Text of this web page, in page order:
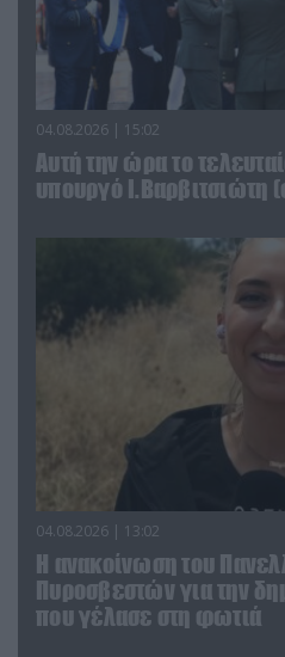
04.08.2026 | 15:02
Αυτή την ώρα το
υπουργό Ι.Βαρβιτσιώτη
04.08.2026 | 13:02
Η ανακοίνωση του
Πυροσβεστών για την
που γέλασε στη φωτιά